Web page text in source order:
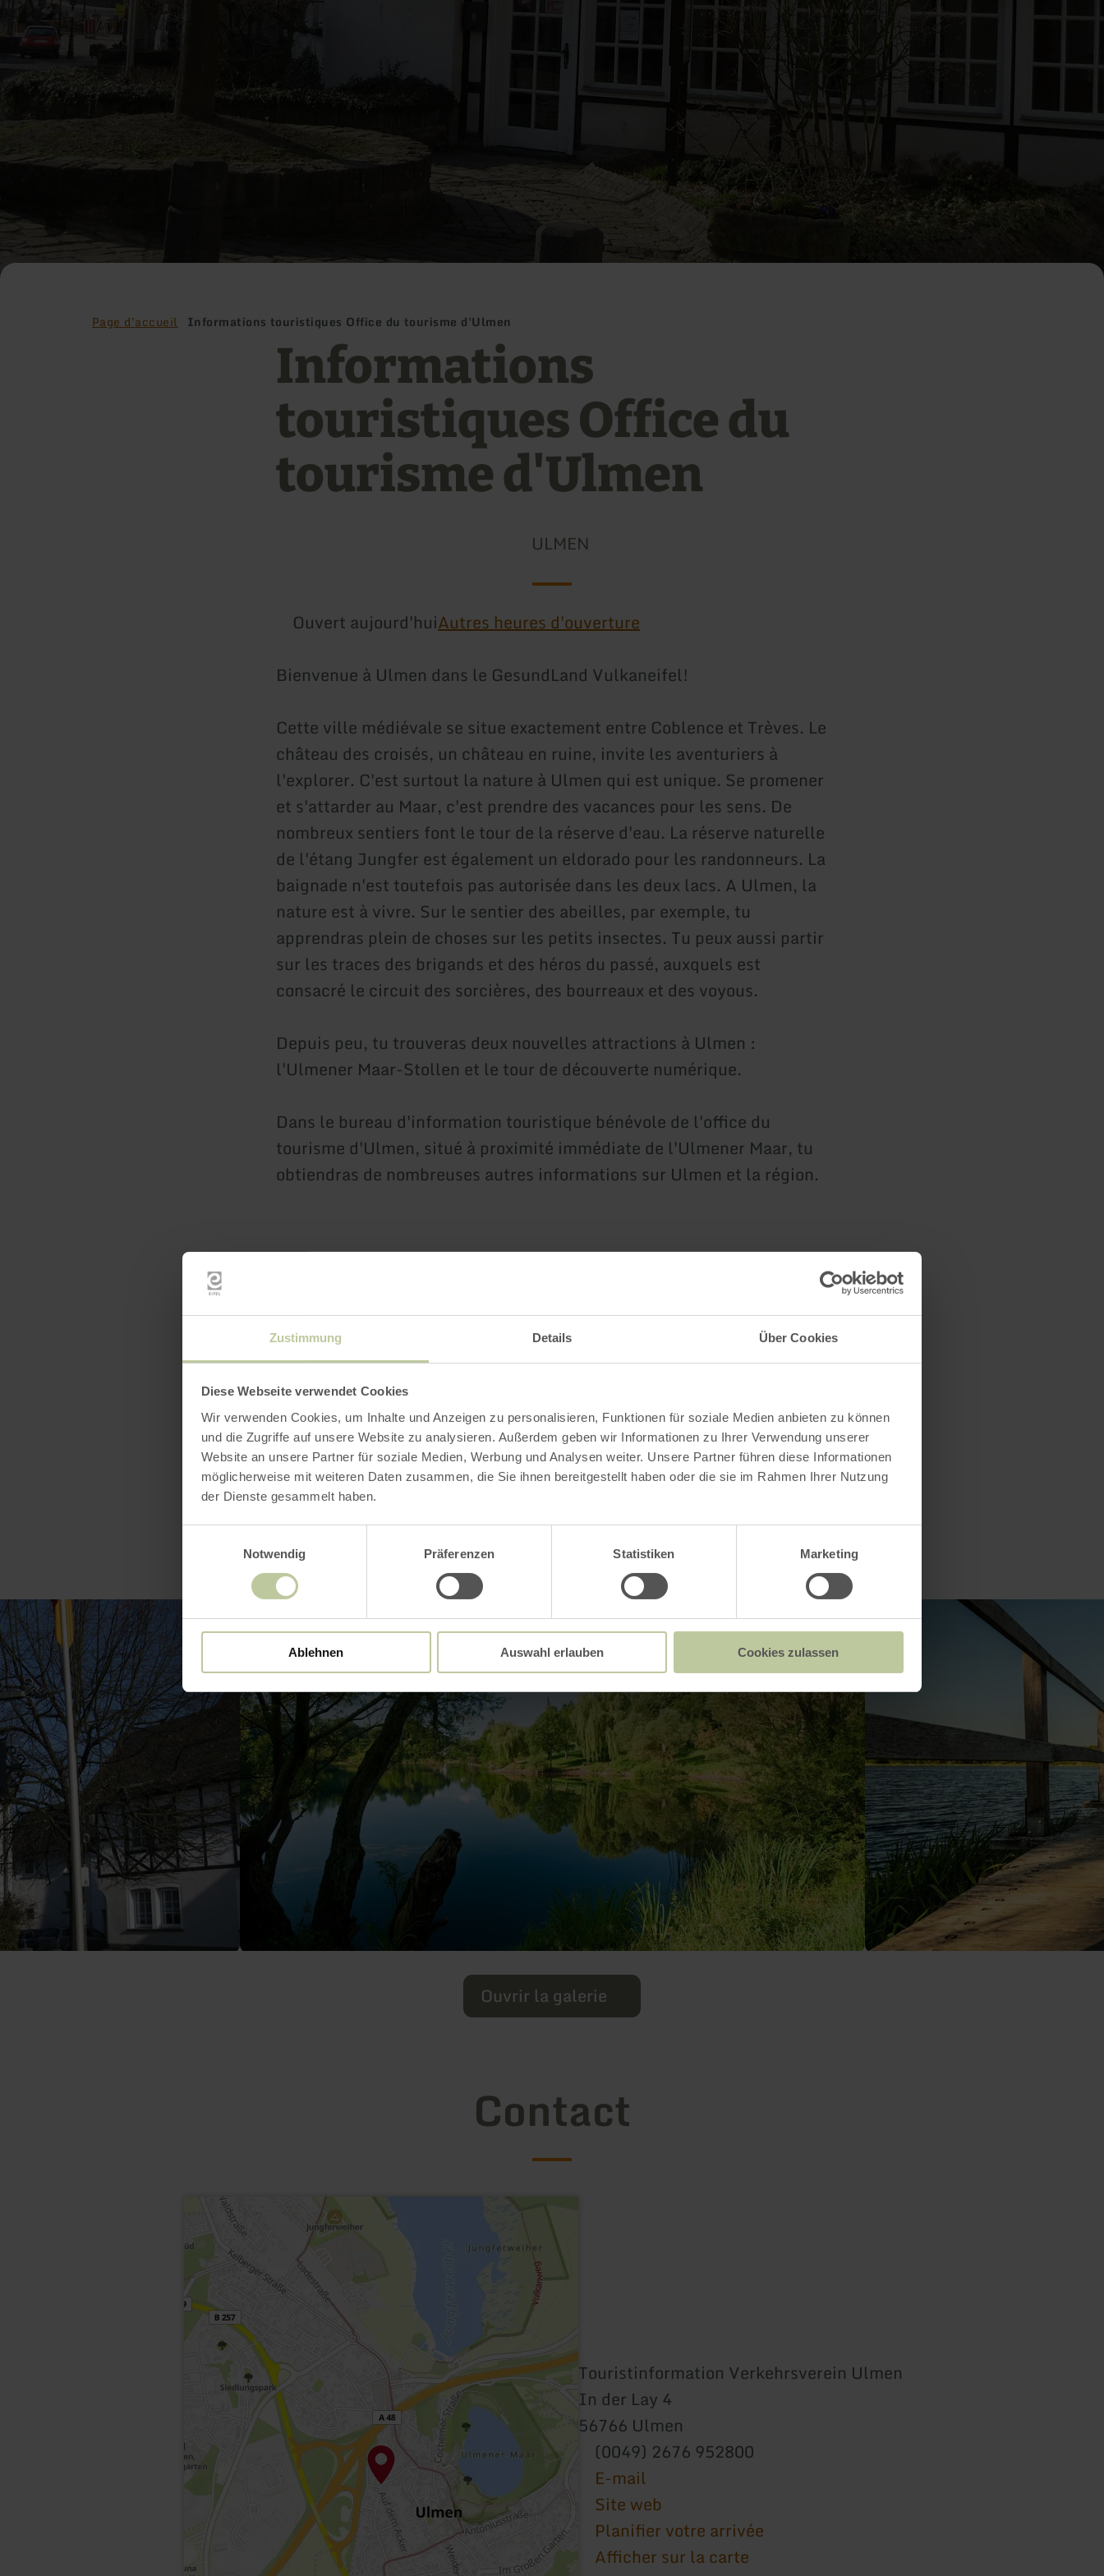
Zustimmung Details Über Cookies
Diese Webseite verwendet Cookies
Wir verwenden Cookies, um Inhalte und Anzeigen zu personalisieren, Funktionen für soziale Medien anbieten zu können
und die Zugriffe auf unsere Website zu analysieren. Außerdem geben wir Informationen zu Ihrer Verwendung unserer
Website an unsere Partner für soziale Medien, Werbung und Analysen weiter. Unsere Partner führen diese Informationen
möglicherweise mit weiteren Daten zusammen, die Sie ihnen bereitgestellt haben oder die sie im Rahmen Ihrer Nutzung
der Dienste gesammelt haben.
Notwendig
Präferenzen Statistiken Marketing
Ablehnen Auswahl erlauben Cookies zulassen
Page d'accueil Informations touristiques Office du tourisme d'Ulmen
Informations
touristiques Office du
tourisme d'Ulmen
ULMEN
Ouvert aujourd'huiAutres heures d'ouverture
Bienvenue à Ulmen dans le GesundLand Vulkaneifel!
Cette ville médiévale se situe exactement entre Coblence et Trèves. Le
château des croisés, un château en ruine, invite les aventuriers à
l'explorer. C'est surtout la nature à Ulmen qui est unique. Se promener
et s'attarder au Maar, c'est prendre des vacances pour les sens. De
nombreux sentiers font le tour de la réserve d'eau. La réserve naturelle
de l'étang Jungfer est également un eldorado pour les randonneurs. La
baignade n'est toutefois pas autorisée dans les deux lacs. A Ulmen, la
nature est à vivre. Sur le sentier des abeilles, par exemple, tu
apprendras plein de choses sur les petits insectes. Tu peux aussi partir
sur les traces des brigands et des héros du passé, auxquels est
consacré le circuit des sorcières, des bourreaux et des voyous.
Depuis peu, tu trouveras deux nouvelles attractions à Ulmen :
l'Ulmener Maar-Stollen et le tour de découverte numérique.
Dans le bureau d'information touristique bénévole de l'office du
tourisme d'Ulmen, situé à proximité immédiate de l'Ulmener Maar, tu
obtiendras de nombreuses autres informations sur Ulmen et la région.
Heures d'ouverture
Impressions
Ouvrir la galerie
Contact
Touristinformation Verkehrsverein Ulmen
In der Lay 4
56766 Ulmen
(0049) 2676 952800
E-mail
Site web
Planifier votre arrivée
Afficher sur la carte